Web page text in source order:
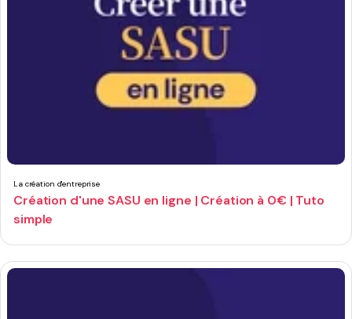
La création d'entreprise
Création d'une SASU en ligne | Création à 0€ | Tuto
simple